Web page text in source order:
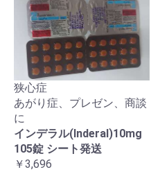
狭心症
あがり症、プレゼン、商談
に
インデラル(Inderal)10mg
105錠 シート発送
￥3,696